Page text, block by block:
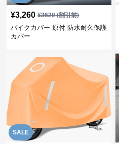
¥3,260 ¥3620(割引前)
バイクカバー 原付 防水耐久保護
カバー
SALE